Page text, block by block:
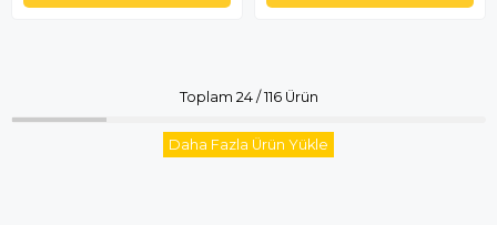
Toplam 24/ 116Ürün
Daha Fazla Ürün Yükle